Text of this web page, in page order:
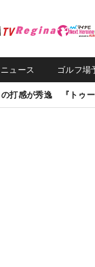
ュース ゴルフ場
打感が秀逸 『トゥー